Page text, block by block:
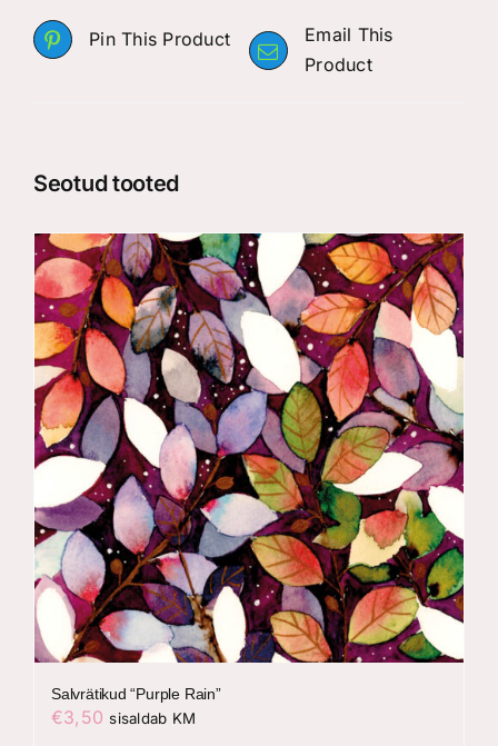
Pin This Product
Email This
Product
Seotud tooted
Salvrätikud “Purple Rain”
€3,50 sisaldab KM